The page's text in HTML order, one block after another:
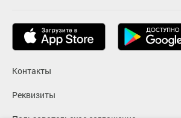
Контакты
Реквизиты